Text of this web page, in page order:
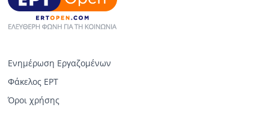
Ενημέρωση Εργαζομένων
Φάκελος ΕΡΤ
Όροι χρήσης